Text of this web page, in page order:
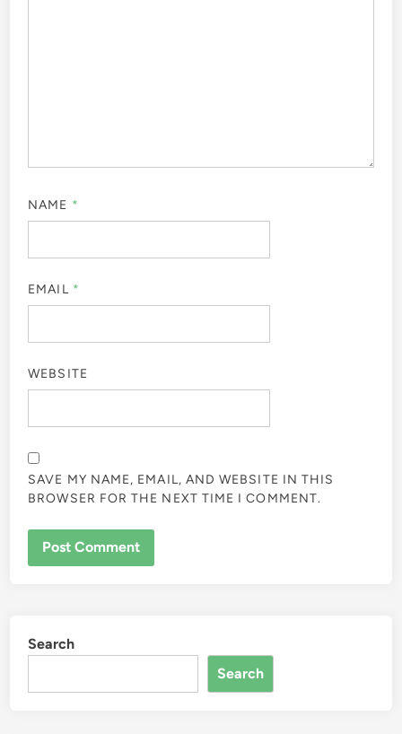
NAME *
EMAIL *
WEBSITE
SAVE MY NAME, EMAIL, AND WEBSITE IN THIS
BROWSER FOR THE NEXT TIME I COMMENT.
Search
Search